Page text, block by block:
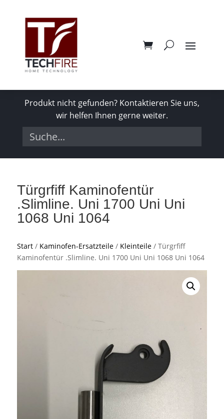
Produkt nicht gefunden? Kontaktieren Sie uns,
wir helfen Ihnen gerne weiter.
Türgrfiff Kaminofentür
.Slimline. Uni 1700 Uni Uni
1068 Uni 1064
Start/ Kaminofen-Ersatzteile/ Kleinteile/ Türgrfiff
Kaminofentür .Slimline. Uni 1700 Uni Uni 1068 Uni 1064